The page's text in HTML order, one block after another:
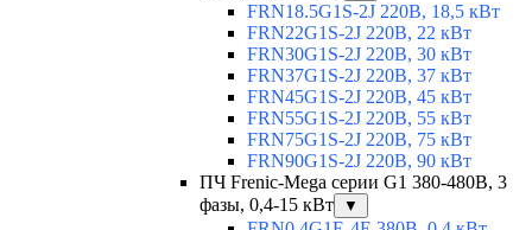
FRN18.5G1S-2J 220В, 18,5 кВт
FRN22G1S-2J 220В, 22 кВт
FRN30G1S-2J 220В, 30 кВт
FRN37G1S-2J 220В, 37 кВт
FRN45G1S-2J 220В, 45 кВт
FRN55G1S-2J 220В, 55 кВт
FRN75G1S-2J 220В, 75 кВт
FRN90G1S-2J 220В, 90 кВт
ПЧ Frenic-Mega серии G1 380-480В, 3
фазы, 0,4-15 кВт
▼